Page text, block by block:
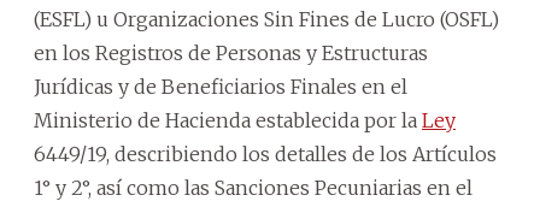
(ESFL) u Organizaciones Sin Fines de Lucro (OSFL)
en los Registros de Personas y Estructuras
Jurídicas y de Beneficiarios Finales en el
Ministerio de Hacienda establecida por la Ley
6449/19, describiendo los detalles de los Artículos
1° y 2°, así como las Sanciones Pecuniarias en el